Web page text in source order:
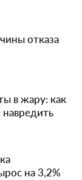
отказа
в жару: как
на 3,2%